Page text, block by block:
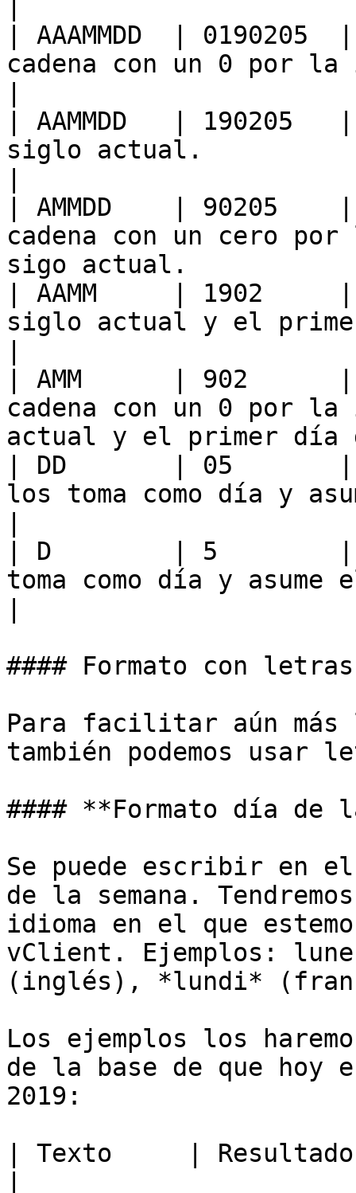
| AAAMMDD  |
cadena con un 0 por
| AAMMDD   | 190205
siglo actual.
| AMMDD    | 90205
cadena con un cero
sigo actual.
| AAMM     | 1902     |
siglo actual y el
| AMM      | 902      |
cadena con un 0 por
actual y el primer día
| DD       | 05       |
los toma como día y
| D        | 5        |
toma como día y
#### Formato con letras
Para facilitar aún
también podemos usar
#### **Formato día de
Se puede escribir en
de la semana.
idioma en el que
vClient. Ejemplos:
(inglés), *lundi*
Los ejemplos los
de la base de que hoy
2019:
| Texto     |